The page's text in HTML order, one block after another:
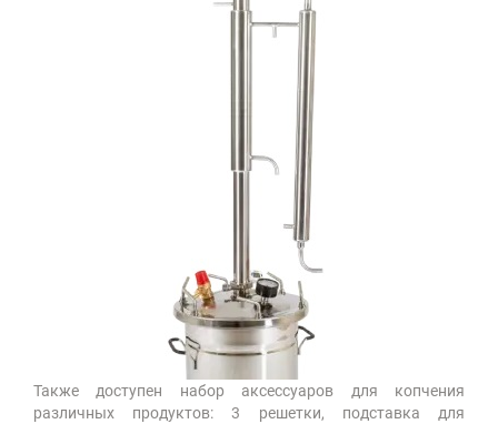
Также доступен набор аксессуаров для копчения
различных продуктов: 3 решетки, подставка для